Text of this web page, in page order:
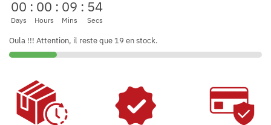
00
Days
: 00
Hours
: 09
Mins
: 52
Secs
Oula !!! Attention, il reste que 19 en stock.